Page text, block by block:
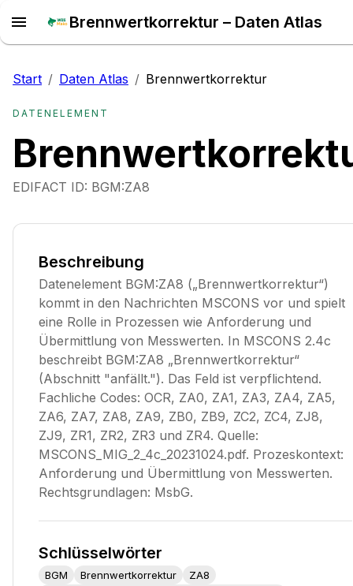
Brennwertkorrektur – Daten Atlas
Start / Daten Atlas / Brennwertkorrektur
DATENELEMENT
EDIFACT ID: BGM:ZA8
Beschreibung
Datenelement BGM:ZA8 („Brennwertkorrektur“)
kommt in den Nachrichten MSCONS vor und spielt
eine Rolle in Prozessen wie Anforderung und
Übermittlung von Messwerten. In MSCONS 2.4c
beschreibt BGM:ZA8 „Brennwertkorrektur“
(Abschnitt "anfällt."). Das Feld ist verpflichtend.
Fachliche Codes: OCR, ZA0, ZA1, ZA3, ZA4, ZA5,
ZA6, ZA7, ZA8, ZA9, ZB0, ZB9, ZC2, ZC4, ZJ8,
ZJ9, ZR1, ZR2, ZR3 und ZR4. Quelle:
MSCONS_MIG_2_4c_20231024.pdf. Prozeskontext:
Anforderung und Übermittlung von Messwerten.
Rechtsgrundlagen: MsbG.
Schlüsselwörter
BGM Brennwertkorrektur
ZA8